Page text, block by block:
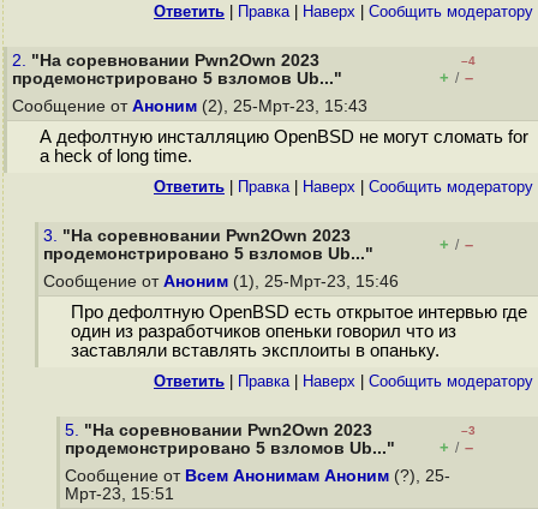
Ответить Правка| Наверх Cообщить модератору
2. "На соревновании Pwn2Own 2023
продемонстрировано 5 взломов Ub..."
–4
+ / –
Сообщение от Аноним (2), 25-Мрт-23, 15:43
А дефолтную инсталляцию OpenBSD не могут сломать for
a heck of long time.
Ответить Правка| Наверх Cообщить модератору
3. "На соревновании Pwn2Own 2023
продемонстрировано 5 взломов Ub..."
+ / –
Сообщение от Аноним (1), 25-Мрт-23, 15:46
Про дефолтную OpenBSD есть открытое интервью где
один из разработчиков опеньки говорил что из
заставляли вставлять эксплоиты в опаньку.
Ответить Правка| Наверх Cообщить модератору
5. "На соревновании Pwn2Own 2023
продемонстрировано 5 взломов Ub..."
–3
+ / –
Сообщение от Всем Анонимам Аноним (?), 25-
Мрт-23, 15:51